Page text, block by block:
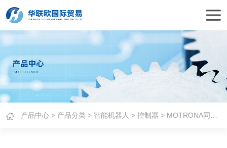
产品中心 > 产品分类 > 智能机器人 >控制器 > MOTRONA同步控制器